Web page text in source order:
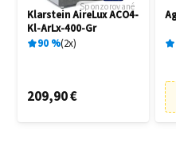
Sponzorované
Klarstein AireLux ACO4-
Kl-ArLx-400-Gr
90% 2x
209,90 €